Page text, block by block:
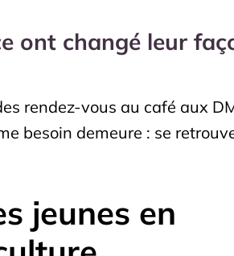
ont changé leur
rendez-vous au café aux
besoin demeure : se
jeunes en